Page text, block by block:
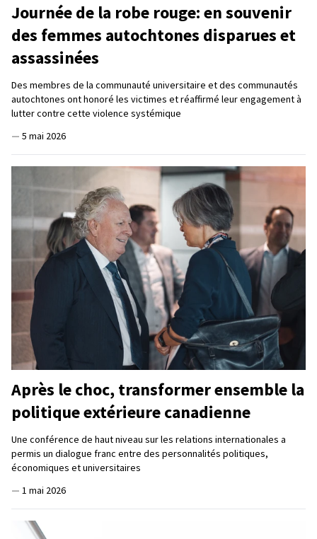
Journée de la robe rouge: en souvenir
des femmes autochtones disparues et
assassinées
Des membres de la communauté universitaire et des communautés
autochtones ont honoré les victimes et réaffirmé leur engagement à
lutter contre cette violence systémique
— 5 mai 2026
Après le choc, transformer ensemble la
politique extérieure canadienne
Une conférence de haut niveau sur les relations internationales a
permis un dialogue franc entre des personnalités politiques,
économiques et universitaires
— 1 mai 2026